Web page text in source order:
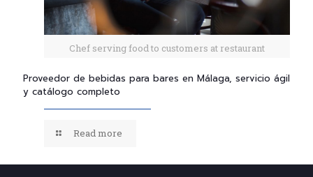
Chef serving food to customers at restaurant
Proveedor de bebidas para bares en Málaga, servicio ágil
y catálogo completo
Read more